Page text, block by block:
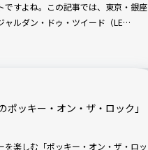
すよね。この記事では、東京・銀座
ルダン・ドゥ・ツイード（LE
さえたい情報を現地からルポしま
ッキー・オン・ザ・ロック」
楽しむ「ポッキー・オン・ザ・ロッ